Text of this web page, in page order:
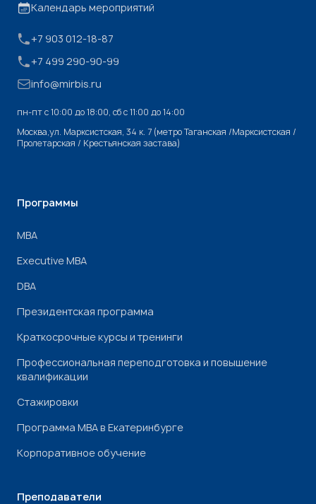
Календарь мероприятий
+7 903 012-18-87
+7 499 290-90-99
info@mirbis.ru
пн-пт с 10:00 до 18:00, cб с 11:00 до 14:00
Москва,ул. Марксистская, 34 к. 7 (метро Таганская /Марксистская /
Пролетарская / Крестьянская застава)
Программы
МВА
Executive MBA
DBA
Президентская программа
Краткосрочные курсы и тренинги
Профессиональная переподготовка и повышение
квалификации
Стажировки
Программа МВА в Екатеринбурге
Корпоративное обучение
Преподаватели